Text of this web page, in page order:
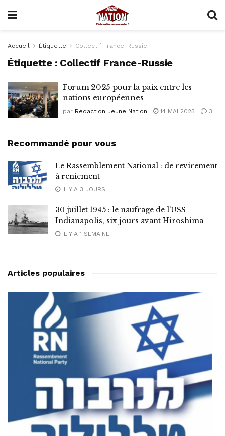
Accueil Étiquette Collectif France-Russie
Étiquette : Collectif France-Russie
Forum 2025 pour la paix entre les
nations européennes
par Redaction Jeune Nation 14 MAI 2025 3
Recommandé pour vous
Le Rassemblement National : de revirement
à reniement
IL Y A 3 JOURS
30 juillet 1945 : le naufrage de l’USS
Indianapolis, six jours avant Hiroshima
IL Y A 1 SEMAINE
Articles populaires